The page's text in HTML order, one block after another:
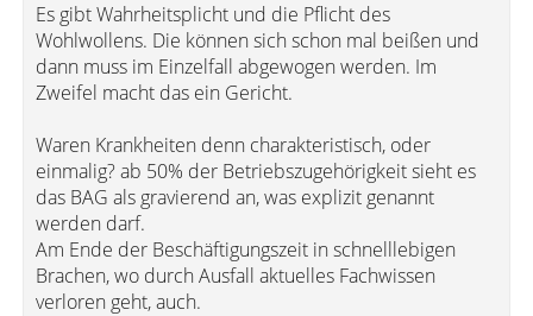
Es gibt Wahrheitsplicht und die Pflicht des
Wohlwollens. Die können sich schon mal beißen und
dann muss im Einzelfall abgewogen werden. Im
Zweifel macht das ein Gericht.
Waren Krankheiten denn charakteristisch, oder
einmalig? ab 50% der Betriebszugehörigkeit sieht es
das BAG als gravierend an, was explizit genannt
werden darf.
Am Ende der Beschäftigungszeit in schnelllebigen
Brachen, wo durch Ausfall aktuelles Fachwissen
verloren geht, auch.